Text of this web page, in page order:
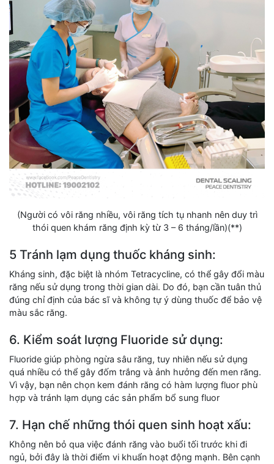
(Người có vôi răng nhiều, vôi răng tích tụ nhanh nên duy trì
thói quen khám răng định kỳ từ 3 – 6 tháng/lần)(**)
5 Tránh lạm dụng thuốc kháng sinh:
Kháng sinh, đặc biệt là nhóm Tetracycline, có thể gây đổi màu
răng nếu sử dụng trong thời gian dài. Do đó, bạn cần tuân thủ
đúng chỉ định của bác sĩ và không tự ý dùng thuốc để bảo vệ
màu sắc răng.
6. Kiểm soát lượng Fluoride sử dụng:
Fluoride giúp phòng ngừa sâu răng, tuy nhiên nếu sử dụng
quá nhiều có thể gây đốm trắng và ảnh hưởng đến men răng.
Vì vậy, bạn nên chọn kem đánh răng có hàm lượng fluor phù
hợp và tránh lạm dụng các sản phẩm bổ sung fluor
7. Hạn chế những thói quen sinh hoạt xấu:
Không nên bỏ qua việc đánh răng vào buổi tối trước khi đi
ngủ, bởi đây là thời điểm vi khuẩn hoạt động mạnh. Bên cạnh